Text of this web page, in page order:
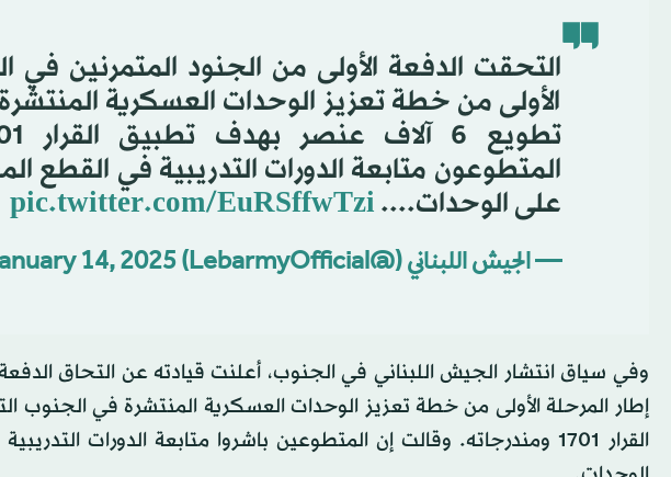
التحقت الدفعة الأولى من الجنود المتمرنين
الأولى من خطة تعزيز الوحدات العسكرية
المتطوعون متابعة الدورات التدريبية في القطع
على الوحدات.... pic.twitter.com/EuRSffwTzi
— الجيش اللبناني (@LebarmyOfficial) 14, 2025
وفي سياق انتشار الجيش اللبناني في الجنوب، أعلنت قيادته عن التحاق
القرار 1701 ومندرجاته. وقالت إن المتطوعين باشروا متابعة الدورات